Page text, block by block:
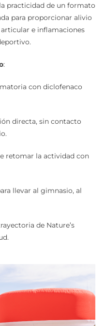
practicidad de un formato
para proporcionar alivio
e inflamaciones
:
con diclofenaco
directa, sin contacto
retomar la actividad con
llevar al gimnasio, al
de Nature’s